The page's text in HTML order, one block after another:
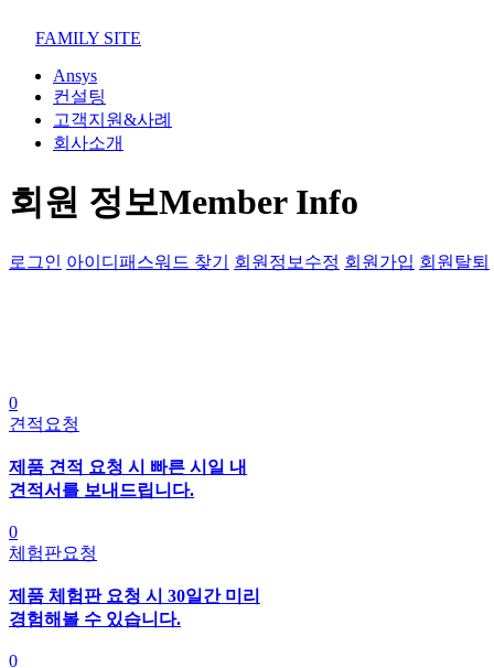
FAMILY SITE
Ansys
컨설팅
고객지원&사례
회사소개
회원 정보Member Info
로그인 아이디패스워드 찾기 회원정보수정 회원가입 회원탈퇴
0
견적요청
제품 견적 요청 시 빠른 시일 내
견적서를 보내드립니다.
0
체험판요청
제품 체험판 요청 시 30일간 미리
경험해볼 수 있습니다.
0